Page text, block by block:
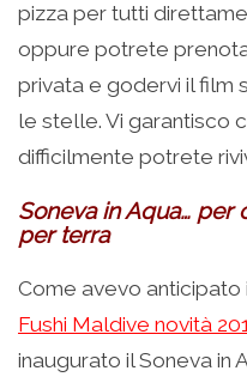
pizza per tutti
oppure potrete
privata e godervi il film
le stelle. Vi garantisco
difficilmente potrete
Soneva in Aqua… per
per terra
Come avevo
Fushi Maldive novità
inaugurato il Soneva in